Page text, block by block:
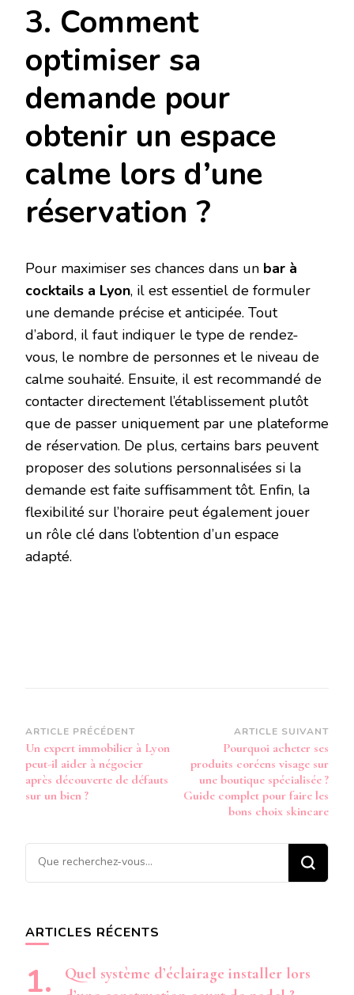
3. Comment
optimiser sa
demande pour
obtenir un espace
calme lors d’une
réservation ?
Pour maximiser ses chances dans un bar à
cocktails a Lyon, il est essentiel de formuler
une demande précise et anticipée. Tout
d’abord, il faut indiquer le type de rendez-
vous, le nombre de personnes et le niveau de
calme souhaité. Ensuite, il est recommandé de
contacter directement l’établissement plutôt
que de passer uniquement par une plateforme
de réservation. De plus, certains bars peuvent
proposer des solutions personnalisées si la
demande est faite suffisamment tôt. Enfin, la
flexibilité sur l’horaire peut également jouer
un rôle clé dans l’obtention d’un espace
adapté.
Navigation
d’article
ARTICLE PRÉCÉDENT
Un expert immobilier à Lyon
peut-il aider à négocier
après découverte de défauts
sur un bien ?
ARTICLE SUIVANT
Pourquoi acheter ses
produits coréens visage sur
une boutique spécialisée ?
Guide complet pour faire les
bons choix skincare
Vous
recherchiez
ARTICLES RÉCENTS
Quel système d’éclairage installer lors